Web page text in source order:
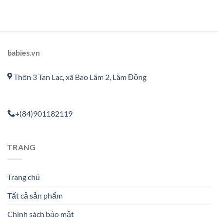
babies.vn
Thôn 3 Tan Lac, xã Bao Lâm 2, Lâm Đồng
+(84)901182119
TRANG
Trang chủ
Tất cả sản phẩm
Chính sách bảo mật